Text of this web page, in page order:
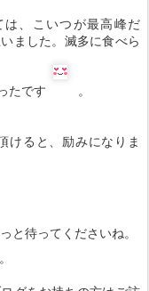
、こいつが最高峰だ
ました。滅多に食べら
たです 。
けると、励みになりま
待ってくださいね。